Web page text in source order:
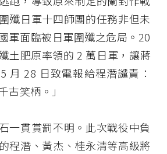
殲日軍十四師團的任務非但未
軍面臨被日軍圍殲之危局。20
土肥原率領的 2 萬日軍，讓蔣
月 28 日致電報給程潛譴責：
古笑柄。」
一貫賞罰不明。此次戰役中負
程潛、黃杰、桂永清等高級將